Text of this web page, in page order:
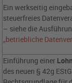
Ein werkseitig
steuerfreies
– siehe die
„betriebliche
Einführung einer
des neuen § 42g